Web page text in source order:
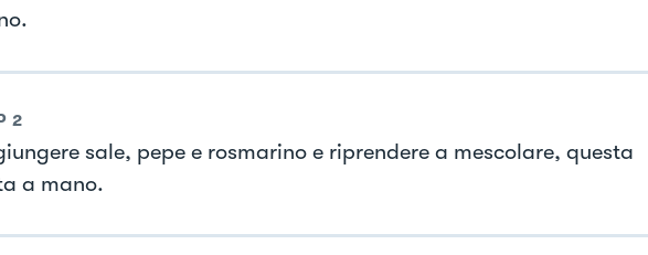
2
sale, pepe e rosmarino e riprendere a mescolare, questa
a mano.